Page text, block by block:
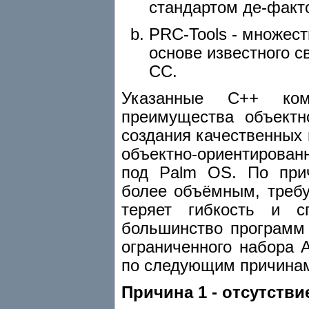
стандартом де-
PRC-Tools -
основе известного
CC.
Указанные C++
преимущества
создания
объектно-
под Palm OS. По
более объёмным,
теряет гибкость и
большинство
ограниченного
по следующим
Причина 1 -